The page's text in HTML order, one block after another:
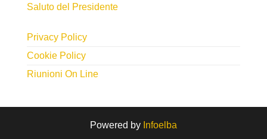
Saluto del Presidente
Privacy Policy
Cookie Policy
Riunioni On Line
Powered by Infoelba